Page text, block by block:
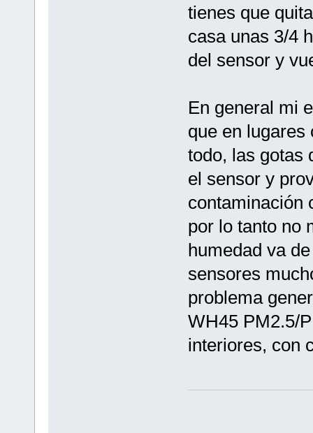
tienes que
casa unas 3/4
del sensor y
En general mi
que en lugares
todo, las gotas
el sensor y
contaminación
por lo tanto no
humedad va
sensores
problema
WH45 PM2.5/
interiores, con